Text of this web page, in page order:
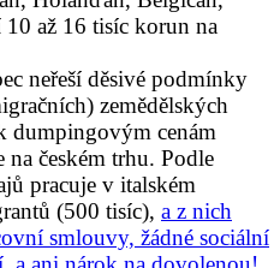
10 až 16 tisíc korun na
neřeší děsivé podmínky
zemědělských
dumpingovým cenám
českém trhu. Podle
pracuje v italském
(500 tisíc), a z nich
smlouvy, žádné sociální